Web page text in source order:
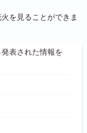
を見ることができま
表された情報を